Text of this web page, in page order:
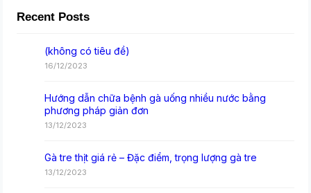
Recent Posts
(không có tiêu đề)
16/12/2023
Hướng dẫn chữa bệnh gà uống nhiều nước bằng
phương pháp giản đơn
13/12/2023
Gà tre thịt giá rẻ – Đặc điểm, trọng lượng gà tre
13/12/2023